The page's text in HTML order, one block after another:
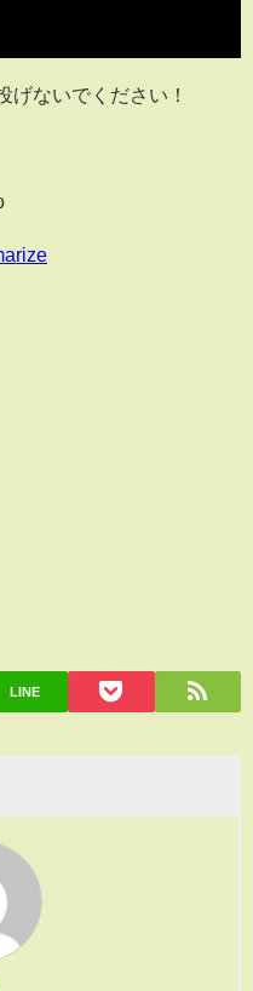
げないでください！
LINE